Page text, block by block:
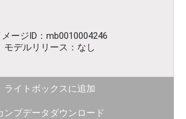
メージID：mb0010004246
モデルリリース：なし
ライトボックスに追加
ンプデータダウンロード